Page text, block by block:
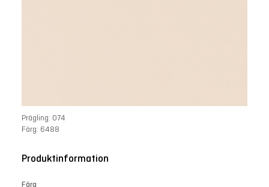
Prägling: 074
Färg: 6488
Produktinformation
Färg